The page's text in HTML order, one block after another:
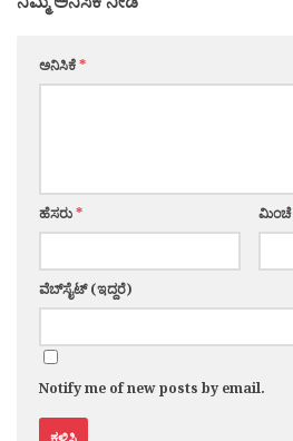
ಅನಿಸಿಕೆ*
ಹೆಸರು* ಮಿಂಚೆ
ವೆಬ್‌ಸೈಟ್ (ಇದ್ದರೆ)
Notify me of new posts by email.